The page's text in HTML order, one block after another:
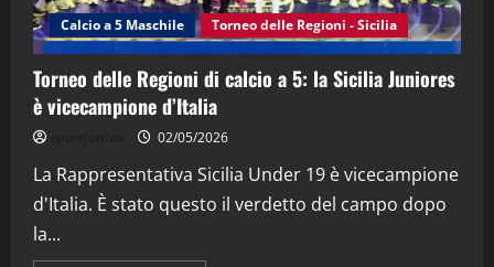
4
(Martedi 14 Aprile 2026)
15/04/2026
"SportEmpire" in Podcast
“SportEmpire” in Podcast: 26^ Puntata
08/04/2026
Calcio a 5 Maschile Torneo delle Regioni - Sicilia
Torneo delle Regioni di calcio a 5: la Sicilia Juniores
è vicecampione d’Italia
02/05/2026
La Rappresentativa Sicilia Under 19 è vicecampione
d'Italia. È stato questo il verdetto del campo dopo
la...